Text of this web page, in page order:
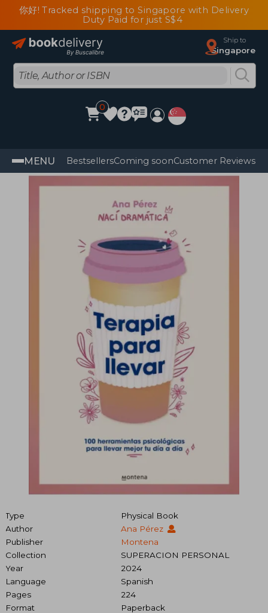
你好! Tracked shipping to Singapore with Delivery
Duty Paid for just S$4
Ship to
Singapore
0
MENU BestsellersComing soonCustomer Reviews
Type
Physical Book
Author
Ana Pérez
Publisher
Montena
Collection
SUPERACION PERSONAL
Year
2024
Language
Spanish
Pages
224
Format
Paperback